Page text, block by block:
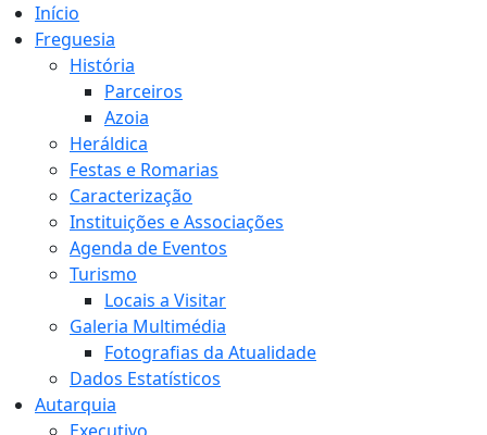
Início
Freguesia
História
Parceiros
Azoia
Heráldica
Festas e Romarias
Caracterização
Instituições e Associações
Agenda de Eventos
Turismo
Locais a Visitar
Galeria Multimédia
Fotografias da Atualidade
Dados Estatísticos
Autarquia